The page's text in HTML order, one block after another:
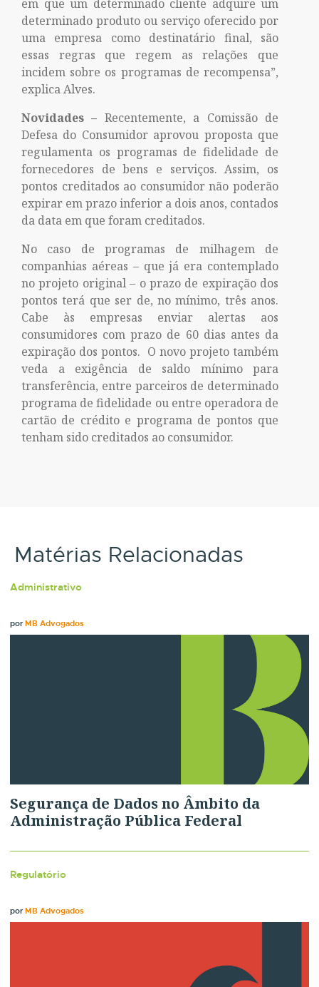
em que um determinado cliente adquire um
determinado produto ou serviço oferecido por
uma empresa como destinatário final, são
essas regras que regem as relações que
incidem sobre os programas de recompensa”,
explica Alves.
Novidades – Recentemente, a Comissão de
Defesa do Consumidor aprovou proposta que
regulamenta os programas de fidelidade de
fornecedores de bens e serviços. Assim, os
pontos creditados ao consumidor não poderão
expirar em prazo inferior a dois anos, contados
da data em que foram creditados.
No caso de programas de milhagem de
companhias aéreas – que já era contemplado
no projeto original – o prazo de expiração dos
pontos terá que ser de, no mínimo, três anos.
Cabe às empresas enviar alertas aos
consumidores com prazo de 60 dias antes da
expiração dos pontos. O novo projeto também
veda a exigência de saldo mínimo para
transferência, entre parceiros de determinado
programa de fidelidade ou entre operadora de
cartão de crédito e programa de pontos que
tenham sido creditados ao consumidor.
Matérias Relacionadas
Administrativo
porMB Advogados
Segurança de Dados no Âmbito da
Administração Pública Federal
Regulatório
porMB Advogados